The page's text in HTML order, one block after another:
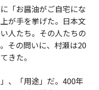
「お醤油がご自宅にな
が手を挙げた。日本文
人たち。その人たちの
その問いに、村瀬は20
きた。
、「用途」だ。400年